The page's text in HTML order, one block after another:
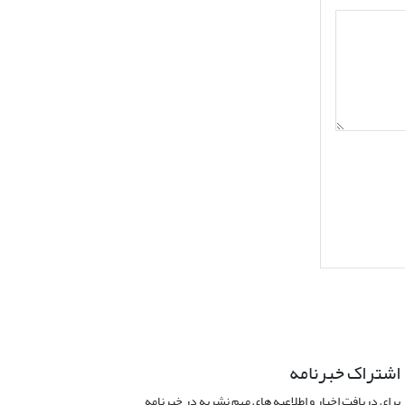
اشتراک خبرنامه